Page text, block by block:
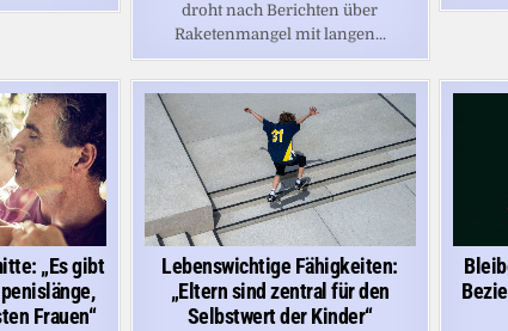
droht nach Berichten über
Raketenmangel mit langen...
„Es gibt
Frauen“
Lebenswichtige Fähigkeiten:
„Eltern sind zentral für den
Selbstwert der Kinder“